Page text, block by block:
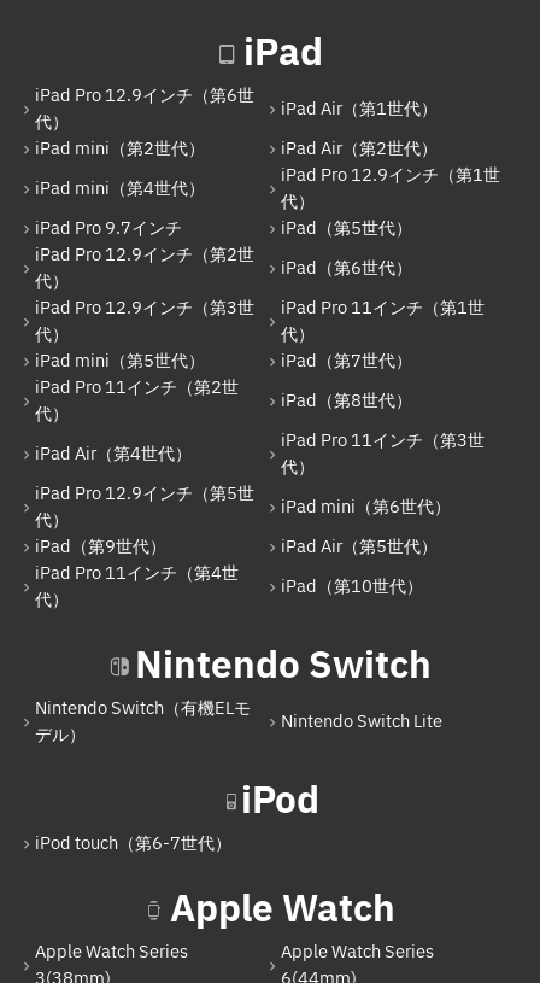
iPad Pro 12.9インチ（第3世代）
iPad Pro 11インチ（第1世代）
iPad mini（第5世代）
iPad（第7世代）
iPad Air（第4世代）
iPad Pro 12.9インチ（第5世代）
iPad mini（第6世代）
iPad（第9世代）
iPad Pro 11インチ（第4世代）
Nintendo Switch
Nintendo Switch（有機ELモデル）
iPod touch（第6-7世代）
Apple Watch
iPad
iPad Pro 12.9インチ（第6世
代）
iPad Air（第1世代）
iPad mini（第2世代）
iPad Air（第2世代）
iPad mini（第4世代）
iPad Pro 12.9インチ（第1世
代）
iPad Pro 9.7インチ
iPad（第5世代）
iPad Pro 12.9インチ（第2世
代）
iPad（第6世代）
iPad Pro 12.9インチ（第3世
代）
iPad Pro 11インチ（第1世
代）
iPad mini（第5世代）
iPad（第7世代）
iPad Pro 11インチ（第2世
代）
iPad（第8世代）
iPad Air（第4世代）
iPad Pro 11インチ（第3世
代）
iPad Pro 12.9インチ（第5世
代）
iPad mini（第6世代）
iPad（第9世代）
iPad Air（第5世代）
iPad Pro 11インチ（第4世
代）
iPad（第10世代）
Nintendo Switch
Nintendo Switch（有機ELモ
デル）
Nintendo Switch Lite
iPod
iPod touch（第6-7世代）
Apple Watch
Apple Watch Series
Apple Watch Series